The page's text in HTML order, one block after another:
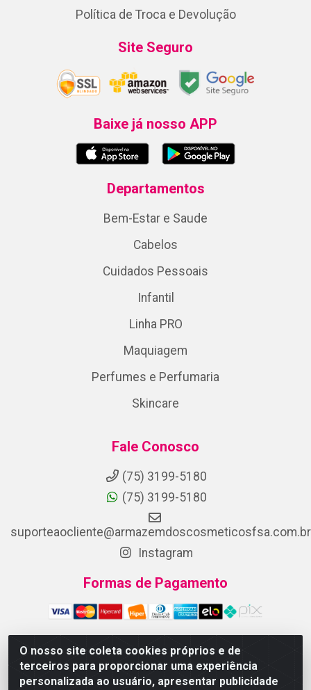
O nosso site coleta cookies próprios e de
terceiros para proporcionar uma experiência
personalizada ao usuário, apresentar publicidade
Política de Troca e Devolução
Site Seguro
Baixe já nosso APP
Departamentos
Bem-Estar e Saude
Cabelos
Cuidados Pessoais
Infantil
Linha PRO
Maquiagem
Perfumes e Perfumaria
Skincare
Fale Conosco
(75) 3199-5180
(75) 3199-5180
suporteaocliente@armazemdoscosmeticosfsa.com.br
Instagram
Formas de Pagamento
ARMAZEM DOS COSMETICOS DISTRIBUIDORA LTDA -
Av.Transnordestina, 2222 - Parque Ipê, Feira de Santana/BA -